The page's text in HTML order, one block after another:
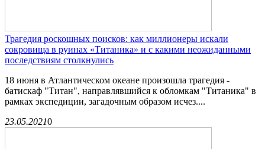
Трагедия роскошных поисков: как миллионеры искали
сокровища в руинах «Титаника» и с какими неожиданными
последствиям столкнулись
18 июня в Атлантическом океане произошла трагедия -
батискаф "Титан", направлявшийся к обломкам "Титаника" в
рамках экспедиции, загадочным образом исчез....
23.05.20210